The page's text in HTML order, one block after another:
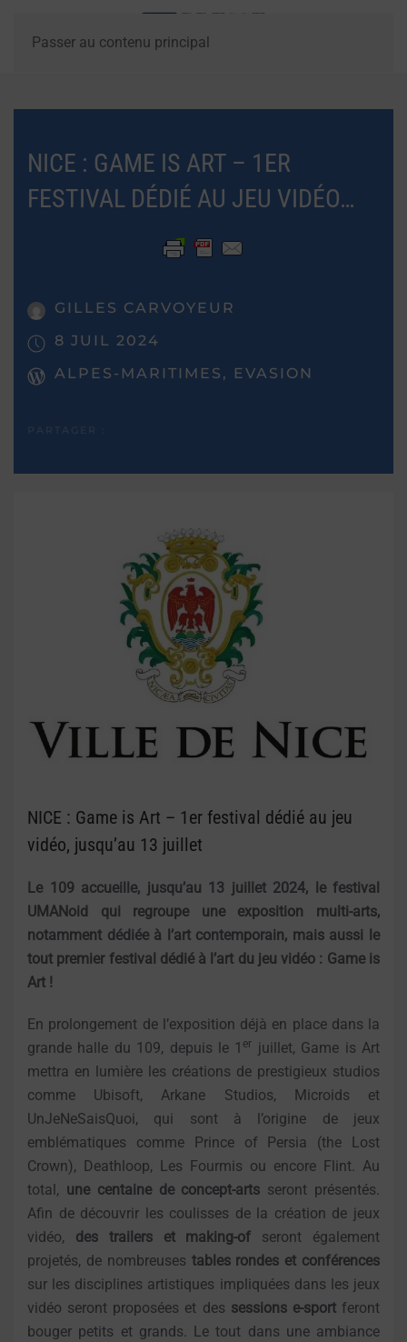
Passer au contenu principal
NICE : GAME IS ART – 1ER
FESTIVAL DÉDIÉ AU JEU VIDÉO…
GILLES CARVOYEUR
8 JUIL 2024
ALPES-MARITIMES, EVASION
NICE : Game is Art – 1er festival dédié au jeu
vidéo, jusqu’au 13 juillet
Le 109 accueille, jusqu’au 13 juillet 2024, le festival
UMANoid qui regroupe une exposition multi-arts,
notamment dédiée à l’art contemporain, mais aussi le
tout premier festival dédié à l’art du jeu vidéo : Game is
Art !
En prolongement de l’exposition déjà en place dans la
grande halle du 109, depuis le 1 er juillet, Game is Art
mettra en lumière les créations de prestigieux studios
comme Ubisoft, Arkane Studios, Microids et
UnJeNeSaisQuoi, qui sont à l’origine de jeux
emblématiques comme Prince of Persia (the Lost
Crown), Deathloop, Les Fourmis ou encore Flint. Au
total, une centaine de concept-arts seront présentés.
Afin de découvrir les coulisses de la création de jeux
vidéo, des trailers et making-of seront également
projetés, de nombreuses tables rondes et conférences
sur les disciplines artistiques impliquées dans les jeux
vidéo seront proposées et des sessions e-sportferont
bouger petits et grands. Le tout dans une ambiance